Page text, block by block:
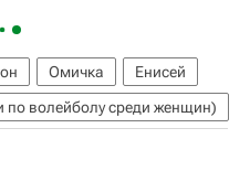
Омичка
Енисей
по волейболу среди женщин)